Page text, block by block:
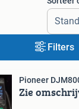
Filters
Pioneer
Zie